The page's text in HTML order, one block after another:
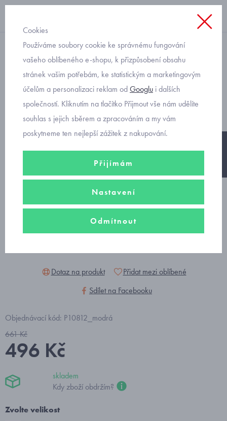
na zip s kapucí
Mayoral dětská mikina
královská modrá 4482
Dotaz na produkt
Přidat mezi oblíbené
Sdílet na Facebooku
Objednávací kód: P10812_modrá
661 Kč
496 Kč
skladem
Kdy zboží obdržím?
Zvolte velikost
Cookies
Používáme soubory cookie ke správnému fungování
vašeho oblíbeného e-shopu, k přizpůsobení obsahu
stránek vašim potřebám, ke statistickým a marketingovým
účelům a personalizaci reklam odGooglu i dalších
společností. Kliknutím na tlačítko Přijmout vše nám udělíte
souhlas s jejich sběrem a zpracováním a my vám
poskytneme ten nejlepší zážitek z nakupování.
Přijímám
Nastavení
Odmítnout